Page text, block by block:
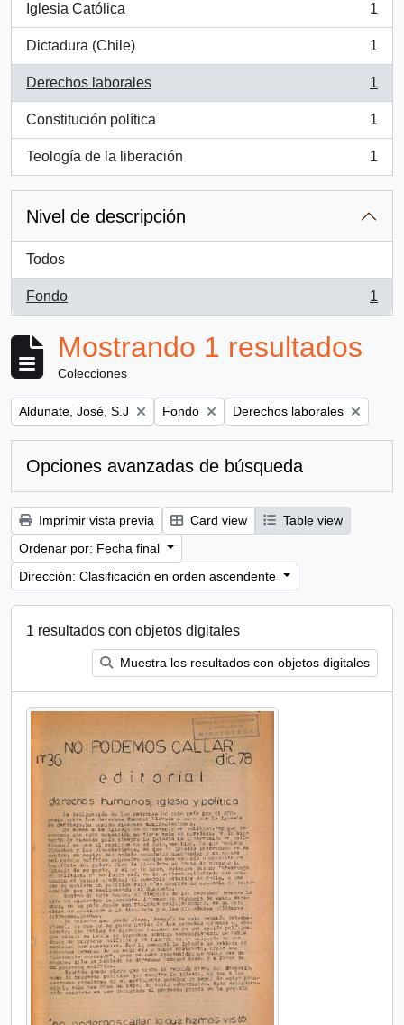
Iglesia Católica
, 1 resultados
1
Dictadura (Chile)
, 1 resultados
1
Derechos laborales
, 1 resultados
1
Constitución política
, 1 resultados
1
Teología de la liberación
, 1 resultados
1
Nivel de descripción
Todos
Fondo
, 1 resultados
1
Mostrando 1 resultados
Colecciones
Remove filter:
Aldunate, José, S.J Remove filter:
Fondo Remove filter:
Derechos laborales
Opciones avanzadas de búsqueda
Imprimir vista previa Card view
Table view
Ordenar por: Fecha final
Dirección: Clasificación en orden ascendente
1 resultados con objetos digitales
Muestra los resultados con objetos digitales